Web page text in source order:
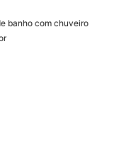
banho com chuveiro